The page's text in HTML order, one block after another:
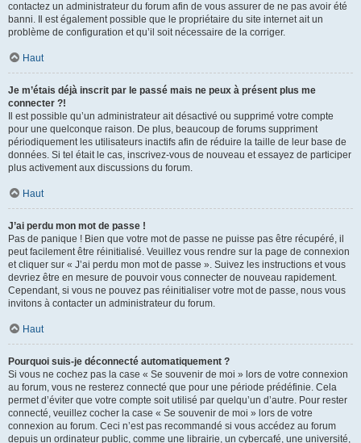
contactez un administrateur du forum afin de vous assurer de ne pas avoir été
banni. Il est également possible que le propriétaire du site internet ait un
problème de configuration et qu’il soit nécessaire de la corriger.
Haut
Je m’étais déjà inscrit par le passé mais ne peux à présent plus me
connecter ?!
Il est possible qu’un administrateur ait désactivé ou supprimé votre compte
pour une quelconque raison. De plus, beaucoup de forums suppriment
périodiquement les utilisateurs inactifs afin de réduire la taille de leur base de
données. Si tel était le cas, inscrivez-vous de nouveau et essayez de participer
plus activement aux discussions du forum.
Haut
J’ai perdu mon mot de passe !
Pas de panique ! Bien que votre mot de passe ne puisse pas être récupéré, il
peut facilement être réinitialisé. Veuillez vous rendre sur la page de connexion
et cliquer sur « J’ai perdu mon mot de passe ». Suivez les instructions et vous
devriez être en mesure de pouvoir vous connecter de nouveau rapidement.
Cependant, si vous ne pouvez pas réinitialiser votre mot de passe, nous vous
invitons à contacter un administrateur du forum.
Haut
Pourquoi suis-je déconnecté automatiquement ?
Si vous ne cochez pas la case « Se souvenir de moi » lors de votre connexion
au forum, vous ne resterez connecté que pour une période prédéfinie. Cela
permet d’éviter que votre compte soit utilisé par quelqu’un d’autre. Pour rester
connecté, veuillez cocher la case « Se souvenir de moi » lors de votre
connexion au forum. Ceci n’est pas recommandé si vous accédez au forum
depuis un ordinateur public, comme une librairie, un cybercafé, une université,